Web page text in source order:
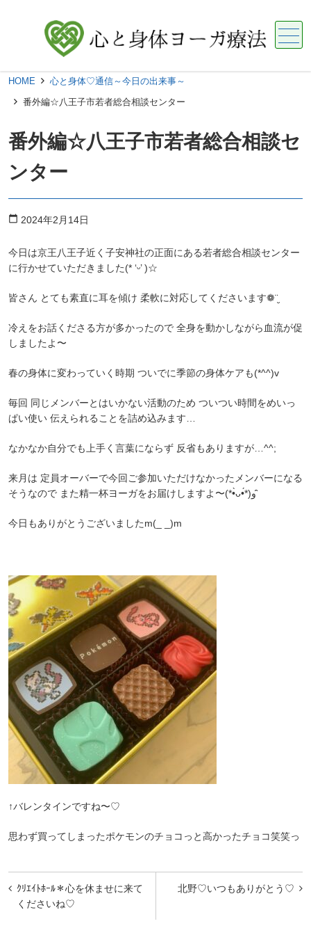
メニュー
HOME
心と身体♡通信～今日の出来事～
番外編☆八王子市若者総合相談センター
番外編☆八王子市若者総合相談セ
ンター
calendar_today 2024年2月14日
今日は京王八王子近く子安神社の正面にある若者総合相談センター
に行かせていただきました(* ‘ᵕ’ )☆
皆さん とても素直に耳を傾け 柔軟に対応してくださいます❁¨̮
冷えをお話くださる方が多かったので 全身を動かしながら血流が促
しましたよ〜
春の身体に変わっていく時期 ついでに季節の身体ケアも(*^^)v
毎回 同じメンバーとはいかない活動のため ついつい時間をめいっ
ぱい使い 伝えられることを詰め込みます…
なかなか自分でも上手く言葉にならず 反省もありますが…^^;
来月は 定員オーバーで今回ご参加いただけなかったメンバーになる
そうなので また精一杯ヨーガをお届けしますよ〜(*•̀ᴗ•́*)و ̑̑
今日もありがとうございましたm(_ _)m
↑バレンタインですね〜♡
思わず買ってしまったポケモンのチョコっと高かったチョコ笑笑っ
投
稿
北野♡いつもありがとう♡
ｸﾘｴｲﾄﾎｰﾙ＊心を休ませに来て
くださいね♡